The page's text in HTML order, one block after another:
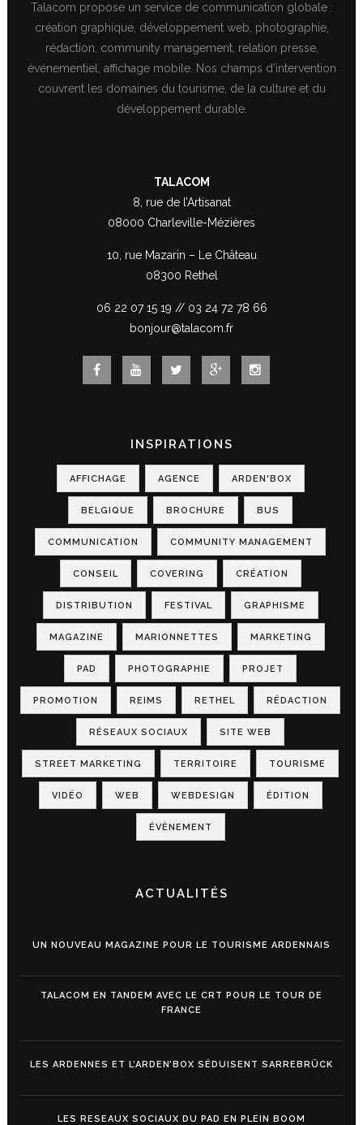
Talacom propose un service de communication globale :
création graphique, développement web, photographie,
rédaction, community management, relation presse,
événementiel, affichage mobile. Nos champs d’intervention
couvrent les domaines du tourisme, de la culture et du
développement durable.
TALACOM
8, rue de l’Artisanat
08000 Charleville-Mézières
10, rue Mazarin – Le Château
08300 Rethel
06 22 07 15 19 // 03 24 72 78 66
bonjour@talacom.fr
INSPIRATIONS
AFFICHAGE AGENCE ARDEN'BOX
BELGIQUE BROCHURE BUS
COMMUNICATION COMMUNITY MANAGEMENT
CONSEIL COVERING CRÉATION
DISTRIBUTION FESTIVAL GRAPHISME
MAGAZINE MARIONNETTES MARKETING
PAD PHOTOGRAPHIE PROJET
PROMOTION REIMS RETHEL RÉDACTION
RÉSEAUX SOCIAUX SITE WEB
STREET MARKETING TERRITOIRE TOURISME
VIDÉO WEB WEBDESIGN ÉDITION
ÉVÈNEMENT
ACTUALITÉS
UN NOUVEAU MAGAZINE POUR LE TOURISME ARDENNAIS
TALACOM EN TANDEM AVEC LE CRT POUR LE TOUR DE
FRANCE
LES ARDENNES ET L’ARDEN’BOX SÉDUISENT SARREBRÜCK
LES RESEAUX SOCIAUX DU PAD EN PLEIN BOOM